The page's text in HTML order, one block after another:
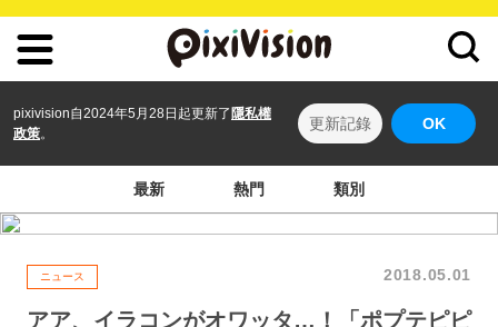
pixivision自2024年5月28日起更新了 隱私權
政策。
更新記錄 OK
最新 熱門 類別
ニュース 2018.05.01
アア、イラコンがオワッタ…！「ポプテピピ